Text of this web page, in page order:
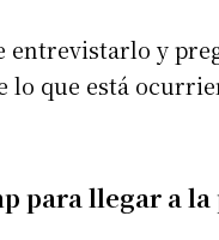
entrevistarlo y
lo que está
para llegar a la